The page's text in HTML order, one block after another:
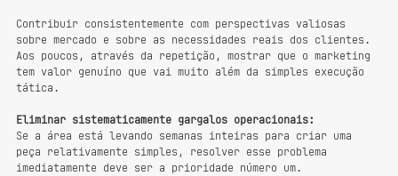
Contribuir consistentemente com perspectivas valiosas
sobre mercado e sobre as necessidades reais dos clientes.
Aos poucos, através da repetição, mostrar que o marketing
tem valor genuíno que vai muito além da simples execução
tática.
Eliminar sistematicamente gargalos operacionais:
Se a área está levando semanas inteiras para criar uma
peça relativamente simples, resolver esse problema
imediatamente deve ser a prioridade número um.